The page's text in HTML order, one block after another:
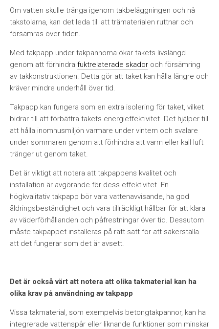
Om vatten skulle tränga igenom takbeläggningen och nå
takstolarna, kan det leda till att trämaterialen ruttnar och
försämras över tiden.
Med takpapp under takpannorna ökar takets livslängd
genom att förhindra fuktrelaterade skador och försämring
av takkonstruktionen. Detta gör att taket kan hålla längre och
kräver mindre underhåll över tid.
Takpapp kan fungera som en extra isolering för taket, vilket
bidrar till att förbättra takets energieffektivitet. Det hjälper till
att hålla inomhusmiljön varmare under vintern och svalare
under sommaren genom att förhindra att varm eller kall luft
tränger ut genom taket.
Det är viktigt att notera att takpappens kvalitet och
installation är avgörande för dess effektivitet. En
högkvalitativ takpapp bör vara vattenavvisande, ha god
åldringsbeständighet och vara tillräckligt hållbar för att klara
av väderförhållanden och påfrestningar över tid. Dessutom
måste takpappet installeras på rätt sätt för att säkerställa
att det fungerar som det är avsett.
Det är också värt att notera att olika takmaterial kan ha
olika krav på användning av takpapp
Vissa takmaterial, som exempelvis betongtakpannor, kan ha
integrerade vattenspår eller liknande funktioner som minskar